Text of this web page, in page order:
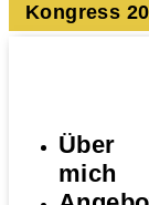
Kongress
Über
mich